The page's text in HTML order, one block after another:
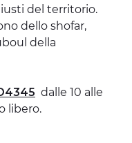
del territorio.
dello shofar,
della
dalle 10 alle
libero.